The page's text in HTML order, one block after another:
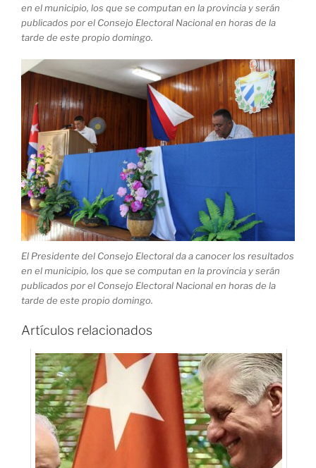
en el municipio, los que se computan en la provincia y serán
publicados por el Consejo Electoral Nacional en horas de la
tarde de este propio domingo.
El Presidente del Consejo Electoral da a canocer los resultados
en el municipio, los que se computan en la provincia y serán
publicados por el Consejo Electoral Nacional en horas de la
tarde de este propio domingo.
Artículos relacionados